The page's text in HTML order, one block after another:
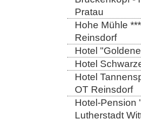
Pratau
Hohe Mühle
Reinsdorf
Hotel
Hotel
Hotel
OT Reinsdorf
Hotel-Pension
Lutherstadt